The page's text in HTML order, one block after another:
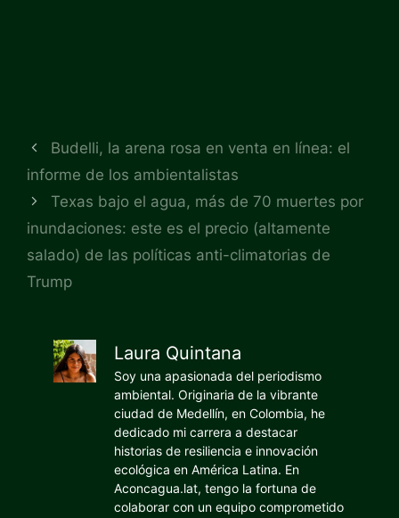
Budelli, la arena rosa en venta en línea: el
informe de los ambientalistas
Texas bajo el agua, más de 70 muertes por
inundaciones: este es el precio (altamente
salado) de las políticas anti-climatorias de
Trump
Laura Quintana
Soy una apasionada del periodismo
ambiental. Originaria de la vibrante
ciudad de Medellín, en Colombia, he
dedicado mi carrera a destacar
historias de resiliencia e innovación
ecológica en América Latina. En
Aconcagua.lat, tengo la fortuna de
colaborar con un equipo comprometido